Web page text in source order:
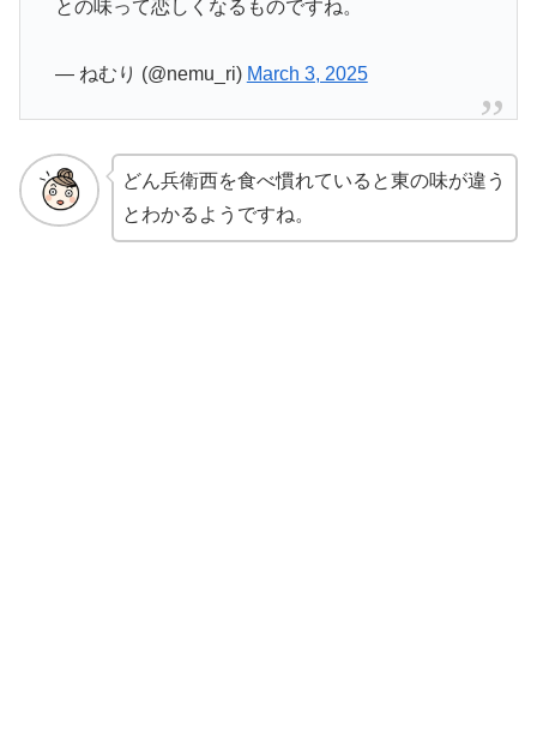
との味って恋しくなるものですね。
— ねむり (@nemu_ri) March 3, 2025
どん兵衛西を食べ慣れていると東の味が違う
とわかるようですね。